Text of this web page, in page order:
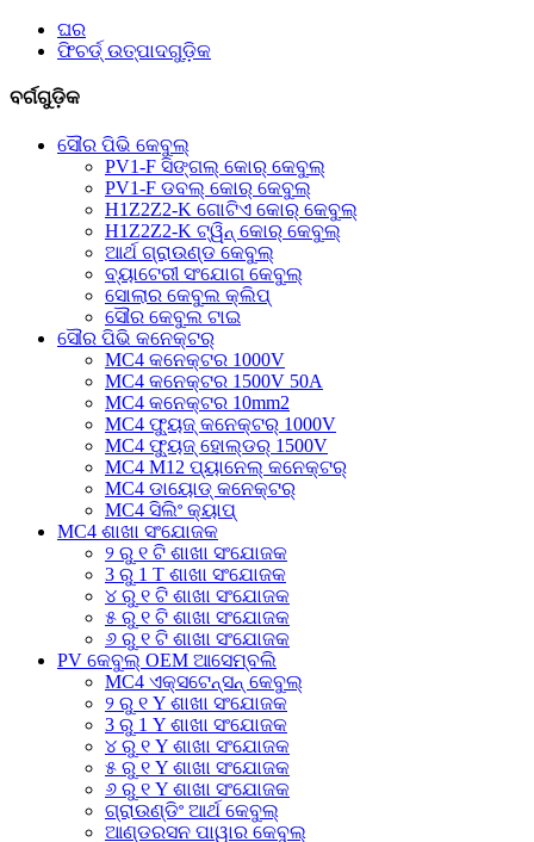
ଘର
ଫିଚର୍ଡ୍ ଉତ୍ପାଦଗୁଡ଼ିକ
ବର୍ଗଗୁଡ଼ିକ
ସୌର ପିଭି କେବୁଲ୍
PV1-F ସିଙ୍ଗଲ୍ କୋର୍ କେବୁଲ୍
PV1-F ଡବଲ୍ କୋର୍ କେବୁଲ୍
H1Z2Z2-K ଗୋଟିଏ କୋର୍ କେବୁଲ୍
H1Z2Z2-K ଟ୍ୱିନ୍ କୋର୍ କେବୁଲ୍
ଆର୍ଥ ଗ୍ରାଉଣ୍ଡ କେବୁଲ୍
ବ୍ୟାଟେରୀ ସଂଯୋଗ କେବୁଲ୍
ସୋଲାର କେବୁଲ କ୍ଲିପ୍
ସୌର କେବୁଲ ଟାଇ
ସୌର ପିଭି କନେକ୍ଟର୍
MC4 କନେକ୍ଟର 1000V
MC4 କନେକ୍ଟର 1500V 50A
MC4 କନେକ୍ଟର 10mm2
MC4 ଫ୍ୟୁଜ୍ କନେକ୍ଟର୍ 1000V
MC4 ଫ୍ୟୁଜ୍ ହୋଲ୍ଡର୍ 1500V
MC4 M12 ପ୍ୟାନେଲ୍ କନେକ୍ଟର୍
MC4 ଡାୟୋଡ୍ କନେକ୍ଟର୍
MC4 ସିଲିଂ କ୍ୟାପ୍
MC4 ଶାଖା ସଂଯୋଜକ
୨ ରୁ ୧ ଟି ଶାଖା ସଂଯୋଜକ
3 ରୁ 1 T ଶାଖା ସଂଯୋଜକ
୪ ରୁ ୧ ଟି ଶାଖା ସଂଯୋଜକ
୫ ରୁ ୧ ଟି ଶାଖା ସଂଯୋଜକ
୬ ରୁ ୧ ଟି ଶାଖା ସଂଯୋଜକ
PV କେବୁଲ୍ OEM ଆସେମ୍ବଲି
MC4 ଏକ୍ସଟେନ୍ସନ୍ କେବୁଲ୍
୨ ରୁ ୧ Y ଶାଖା ସଂଯୋଜକ
3 ରୁ 1 Y ଶାଖା ସଂଯୋଜକ
୪ ରୁ ୧ Y ଶାଖା ସଂଯୋଜକ
୫ ରୁ ୧ Y ଶାଖା ସଂଯୋଜକ
୬ ରୁ ୧ Y ଶାଖା ସଂଯୋଜକ
ଗ୍ରାଉଣ୍ଡିଂ ଆର୍ଥ କେବୁଲ୍
ଆଣ୍ଡରସନ ପାୱାର କେବୁଲ୍